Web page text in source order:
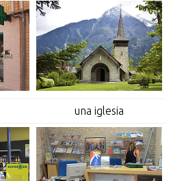
una iglesia